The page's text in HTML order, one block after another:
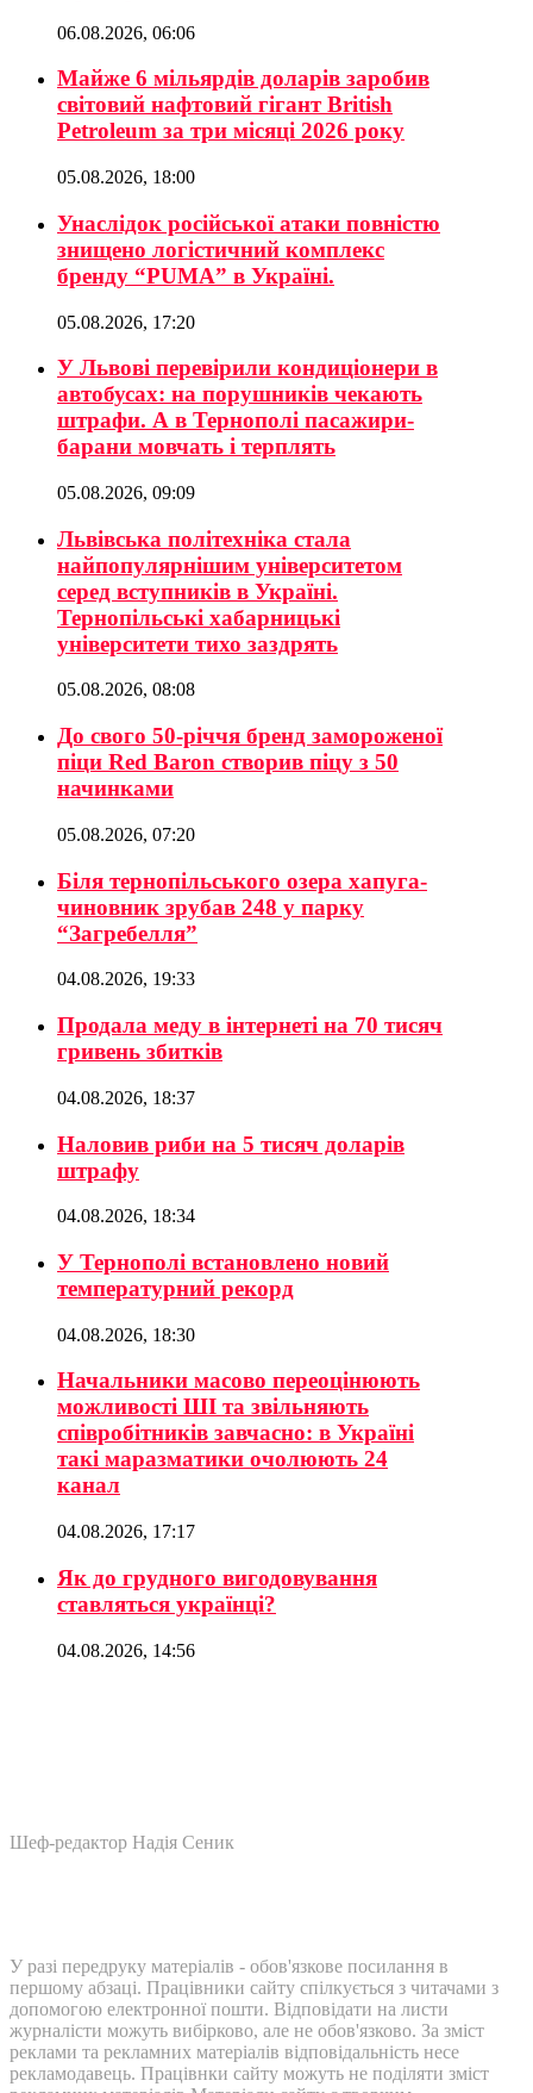
06.08.2026, 06:06
Майже 6 мільярдів доларів заробив
світовий нафтовий гігант British
Petroleum за три місяці 2026 року
05.08.2026, 18:00
Унаслідок російської атаки повністю
знищено логістичний комплекс
бренду “PUMA” в Україні.
05.08.2026, 17:20
У Львові перевірили кондиціонери в
автобусах: на порушників чекають
штрафи. А в Тернополі пасажири-
барани мовчать і терплять
05.08.2026, 09:09
Львівська політехніка стала
найпопулярнішим університетом
серед вступників в Україні.
Тернопільські хабарницькі
університети тихо заздрять
05.08.2026, 08:08
До свого 50-річчя бренд замороженої
піци Red Baron створив піцу з 50
начинками
05.08.2026, 07:20
Біля тернопільського озера хапуга-
чиновник зрубав 248 у парку
“Загребелля”
04.08.2026, 19:33
Продала меду в інтернеті на 70 тисяч
гривень збитків
04.08.2026, 18:37
Наловив риби на 5 тисяч доларів
штрафу
04.08.2026, 18:34
У Тернополі встановлено новий
температурний рекорд
04.08.2026, 18:30
Начальники масово переоцінюють
можливості ШІ та звільняють
співробітників завчасно: в Україні
такі маразматики очолюють 24
канал
04.08.2026, 17:17
Як до грудного вигодовування
ставляться українці?
04.08.2026, 14:56
Шеф-редактор Надія Сеник
У разі передруку матеріалів - обов'язкове посилання в
першому абзаці. Працівники сайту спілкується з читачами з
допомогою електронної пошти. Відповідати на листи
журналісти можуть вибірково, але не обов'язково. За зміст
реклами та рекламних матеріалів відповідальність несе
рекламодавець. Працівнки сайту можуть не поділяти зміст